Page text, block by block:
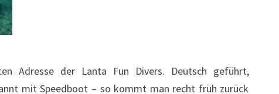
Adresse der Lanta Fun Divers. Deutsch geführt,
mit Speedboot – so kommt man recht früh zurück